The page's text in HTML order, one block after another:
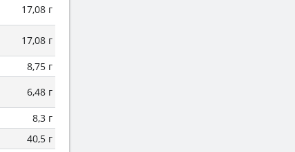
17,08 г
17,08 г
8,75 г
6,48 г
8,3 г
40,5 г